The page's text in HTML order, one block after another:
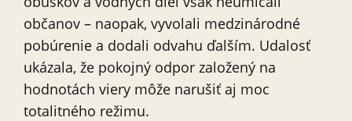
občanov – naopak, vyvolali medzinárodné
pobúrenie a dodali odvahu ďalším. Udalosť
ukázala, že pokojný odpor založený na
hodnotách viery môže narušiť aj moc
totalitného režimu.